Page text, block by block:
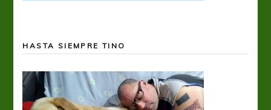
HASTA SIEMPRE TINO